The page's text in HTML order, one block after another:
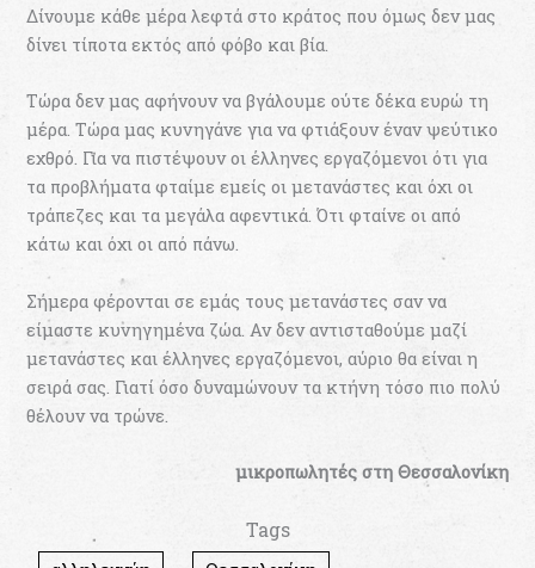
Δίνουμε κάθε μέρα λεφτά στο κράτος που όμως δεν μας
δίνει τίποτα εκτός από φόβο και βία.
Τώρα δεν μας αφήνουν να βγάλουμε ούτε δέκα ευρώ τη
μέρα. Τώρα μας κυνηγάνε για να φτιάξουν έναν ψεύτικο
εχθρό. Για να πιστέψουν οι έλληνες εργαζόμενοι ότι για
τα προβλήματα φταίμε εμείς οι μετανάστες και όχι οι
τράπεζες και τα μεγάλα αφεντικά. Ότι φταίνε οι από
κάτω και όχι οι από πάνω.
Σήμερα φέρονται σε εμάς τους μετανάστες σαν να
είμαστε κυνηγημένα ζώα. Αν δεν αντισταθούμε μαζί
μετανάστες και έλληνες εργαζόμενοι, αύριο θα είναι η
σειρά σας. Γιατί όσο δυναμώνουν τα κτήνη τόσο πιο πολύ
θέλουν να τρώνε.
μικροπωλητές στη Θεσσαλονίκη
Tags